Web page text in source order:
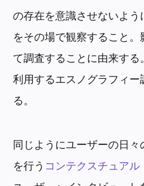
の存在を意識させないよ
をその場で観察すること
て調査することに由来す
利用するエスノグラフィ
る。
同じようにユーザーの日
を行う コンテクスチュアル